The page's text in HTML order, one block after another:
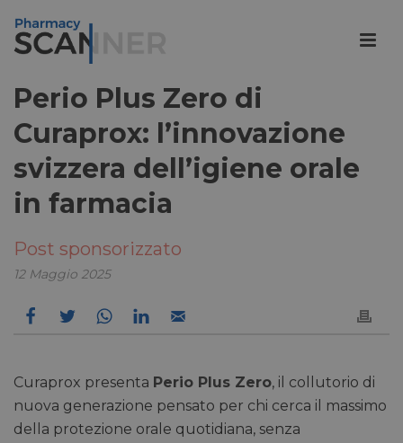
Perio Plus Zero di
Curaprox: l’innovazione
svizzera dell’igiene orale
in farmacia
Post sponsorizzato
12 Maggio 2025
Curaprox presenta Perio Plus Zero, il collutorio di
nuova generazione pensato per chi cerca il massimo
della protezione orale quotidiana, senza